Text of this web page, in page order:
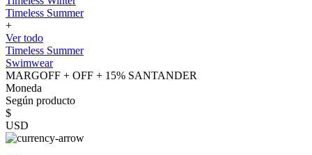
Timeless Summer
+
Ver todo
Timeless Summer
Swimwear
MARGOFF + OFF + 15% SANTANDER
Moneda
Según producto
$
USD